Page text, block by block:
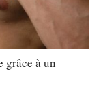
grâce à un